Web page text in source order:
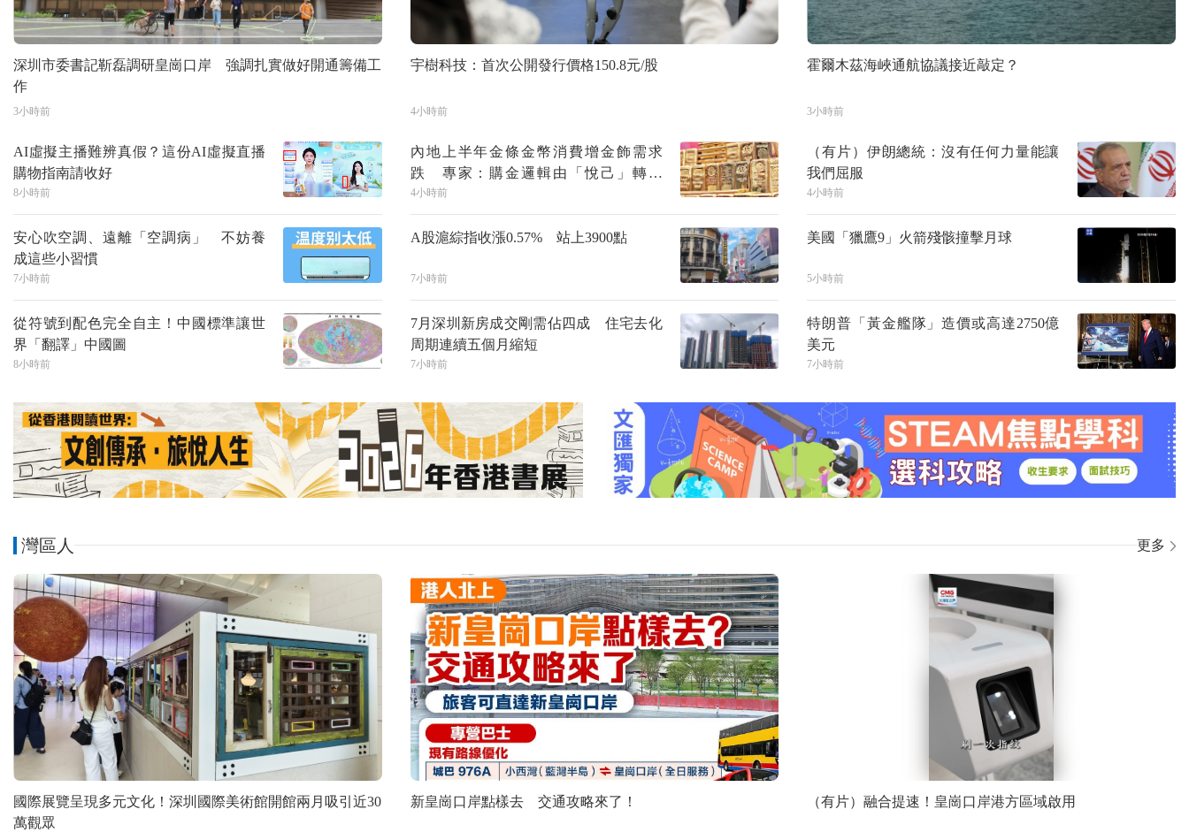
深圳市委書記靳磊調研皇崗口岸 強調扎實做好開通籌備工
作
3小時前
AI虛擬主播難辨真假？這份AI虛擬直播
購物指南請收好
8小時前
安心吹空調、遠離「空調病」 不妨養
成這些小習慣
7小時前
從符號到配色完全自主！中國標準讓世
界「翻譯」中國圖
8小時前
宇樹科技：首次公開發行價格150.8元/股
4小時前
內地上半年金條金幣消費增金飾需求
跌 專家：購金邏輯由「悅己」轉向
「悅財」
4小時前
A股滬綜指收漲0.57% 站上3900點
7小時前
7月深圳新房成交剛需佔四成 住宅去化
周期連續五個月縮短
7小時前
霍爾木茲海峽通航協議接近敲定？
3小時前
（有片）伊朗總統：沒有任何力量能讓
我們屈服
4小時前
美國「獵鷹9」火箭殘骸撞擊月球
5小時前
特朗普「黃金艦隊」造價或高達2750億
美元
7小時前
灣區人 更多
國際展覽呈現多元文化！深圳國際美術館開館兩月吸引近30
萬觀眾
新皇崗口岸點樣去 交通攻略來了！ （有片）融合提速！皇崗口岸港方區域啟用